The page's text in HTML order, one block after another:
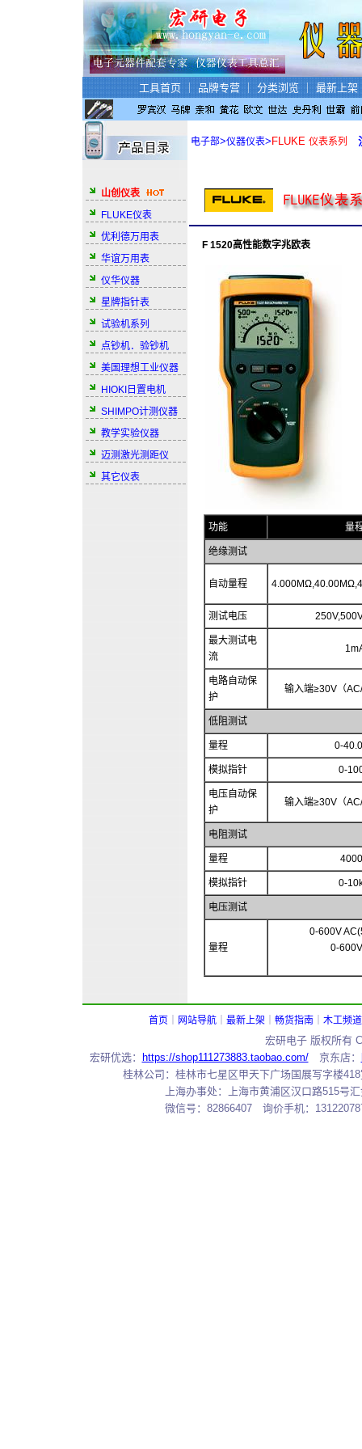
工具首页 品牌专营 分类浏览 最新上架
山创仪表
FLUKE仪表
优利德万用表
华谊万用表
仪华仪器
星牌指针表
试验机系列
点钞机．验钞机
美国理想工业仪器
HIOKI日置电机
SHIMPO计测仪器
教学实验仪器
迈测激光测距仪
其它仪表
电子部>仪器仪表> FLUKE 仪表系列
F 1520高性能数字兆欧表
功能 量
绝缘测试
自动量程
测试电压
最大测试电
流
电路自动保
护
输入端≥30V（
低阻测试
量程 0-
模拟指针 0-
电压自动保
护
输入端≥30V（
电阻测试
量程
模拟指针 0-
电压测试
量程
0-600V
0-
首页 网站导航 最新上架 畅货指南 木工频道
宏研电子 版权所有
宏研优选：
https://shop111273883.taobao.com/京东店：
桂林公司：桂林市七星区甲天下广场国展写字楼
上海办事处：上海市黄浦区汉口路515
微信号：82866407 询价手机：